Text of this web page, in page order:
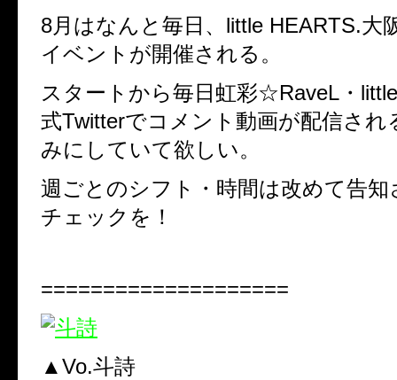
8月はなんと毎日、little HEARTS.大
イベントが開催される。
スタートから毎日虹彩☆RaveL・
式Twitterでコメント動画が配信され
みにしていて欲しい。
週ごとのシフト・時間は改めて告
チェックを！
====================
▲Vo.斗詩